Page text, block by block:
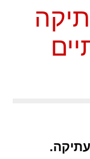
עתיקה.